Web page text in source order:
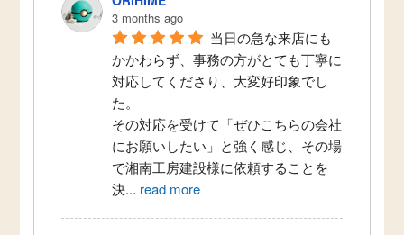
3 months ago
当日の急な来店にも
かかわらず、事務の方がとても丁寧に
対応してくださり、大変好印象でし
た。
その対応を受けて「ぜひこちらの会社
にお願いしたい」と強く感じ、その場
で湘南工房建設様に依頼することを
決... read more